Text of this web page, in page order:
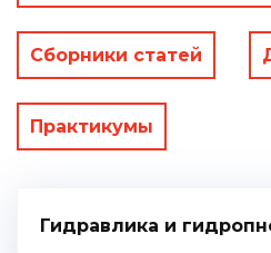
Сборники статей
Практикумы
Гидравлика и